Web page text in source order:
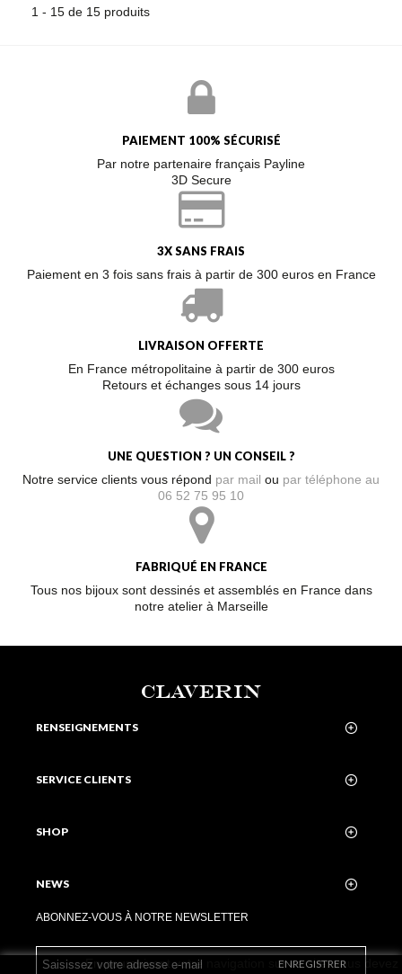
1 - 15 de 15 produits
PAIEMENT 100% SÉCURISÉ
Par notre partenaire français Payline
3D Secure
3X SANS FRAIS
Paiement en 3 fois sans frais à partir de 300 euros en France
LIVRAISON OFFERTE
En France métropolitaine à partir de 300 euros
Retours et échanges sous 14 jours
UNE QUESTION ? UN CONSEIL ?
Notre service clients vous répond par mail ou par téléphone au
06 52 75 95 10
FABRIQUÉ EN FRANCE
Tous nos bijoux sont dessinés et assemblés en France dans
notre atelier à Marseille
CLAVERIN
RENSEIGNEMENTS
SERVICE CLIENTS
SHOP
NEWS
ABONNEZ-VOUS À NOTRE NEWSLETTER
ENREGISTRER
En poursuivant votre navigation sur ce site, vous devez